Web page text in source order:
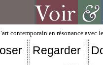
contemporain en résonance
Regarder